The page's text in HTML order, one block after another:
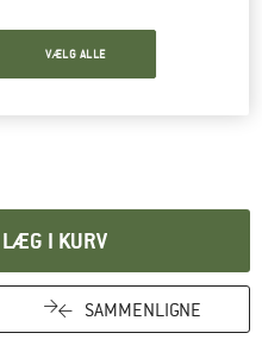
i en infoboks og indeholder
LÆG I KURV
SAMMENLIGNE
VÆLG ALLE